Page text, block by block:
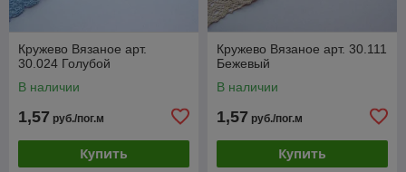
Кружево Вязаное арт.
30.024 Голубой
В наличии
1,57 руб./пог.м
Купить
Кружево Вязаное арт. 30.111
Бежевый
В наличии
1,57 руб./пог.м
Купить